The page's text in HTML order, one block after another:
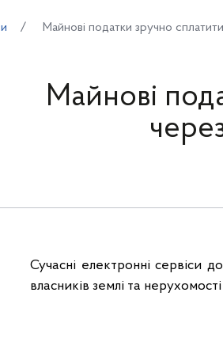
Майнові податки зручно
Майнові
Сучасні електронні сервіси
власників землі та